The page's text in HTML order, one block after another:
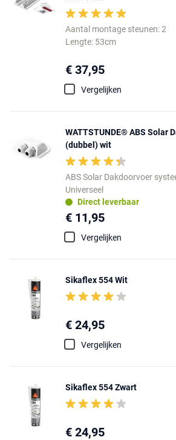
Aantal montage steunen: 2
Lengte: 53cm
€ 37,95
Vergelijken
WATTSTUNDE® ABS Solar
(dubbel) wit
ABS Solar Dakdoorvoer
Universeel
Direct leverbaar
€ 11,95
Vergelijken
Sikaflex 554 Wit
€ 24,95
Vergelijken
Sikaflex 554 Zwart
€ 24,95